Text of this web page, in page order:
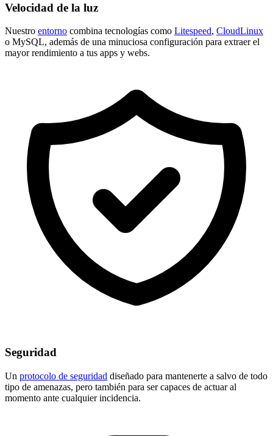
Velocidad de la luz
Nuestro entorno combina tecnologías como Litespeed, CloudLinux
o MySQL, además de una minuciosa configuración para extraer el
mayor rendimiento a tus apps y webs.
Seguridad
Un protocolo de seguridad diseñado para mantenerte a salvo de todo
tipo de amenazas, pero también para ser capaces de actuar al
momento ante cualquier incidencia.